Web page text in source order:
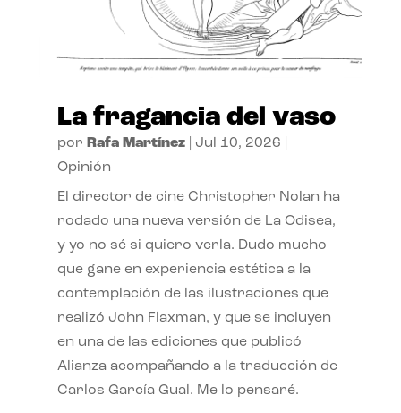
La fragancia del vaso
por Rafa Martínez| Jul 10, 2026
Opinión
El director de cine Christopher Nolan ha
rodado una nueva versión de La Odisea,
y yo no sé si quiero verla. Dudo mucho
que gane en experiencia estética a la
contemplación de las ilustraciones que
realizó John Flaxman, y que se incluyen
en una de las ediciones que publicó
Alianza acompañando a la traducción de
Carlos García Gual. Me lo pensaré.